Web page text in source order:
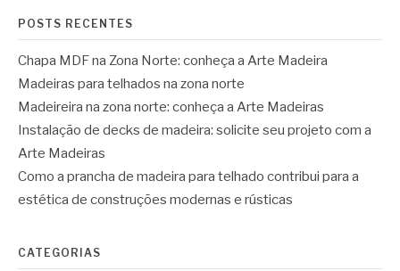
POSTS RECENTES
Chapa MDF na Zona Norte: conheça a Arte Madeira
Madeiras para telhados na zona norte
Madeireira na zona norte: conheça a Arte Madeiras
Instalação de decks de madeira: solicite seu projeto com a
Arte Madeiras
Como a prancha de madeira para telhado contribui para a
estética de construções modernas e rústicas
CATEGORIAS